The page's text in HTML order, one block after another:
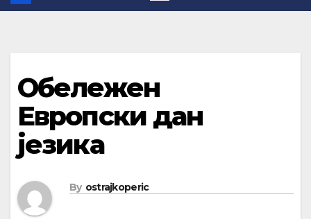
Обележен
Европски дан
језика
By ostrajkoperic